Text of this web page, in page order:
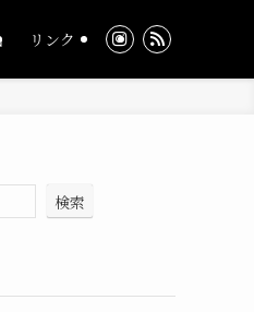
リンク
検索